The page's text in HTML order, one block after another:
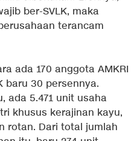
ber-SVLK, maka
terancam
ada 170 anggota AMKRI
baru 30 persennya.
ada 5.471 unit usaha
khusus kerajinan kayu,
rotan. Dari total jumlah